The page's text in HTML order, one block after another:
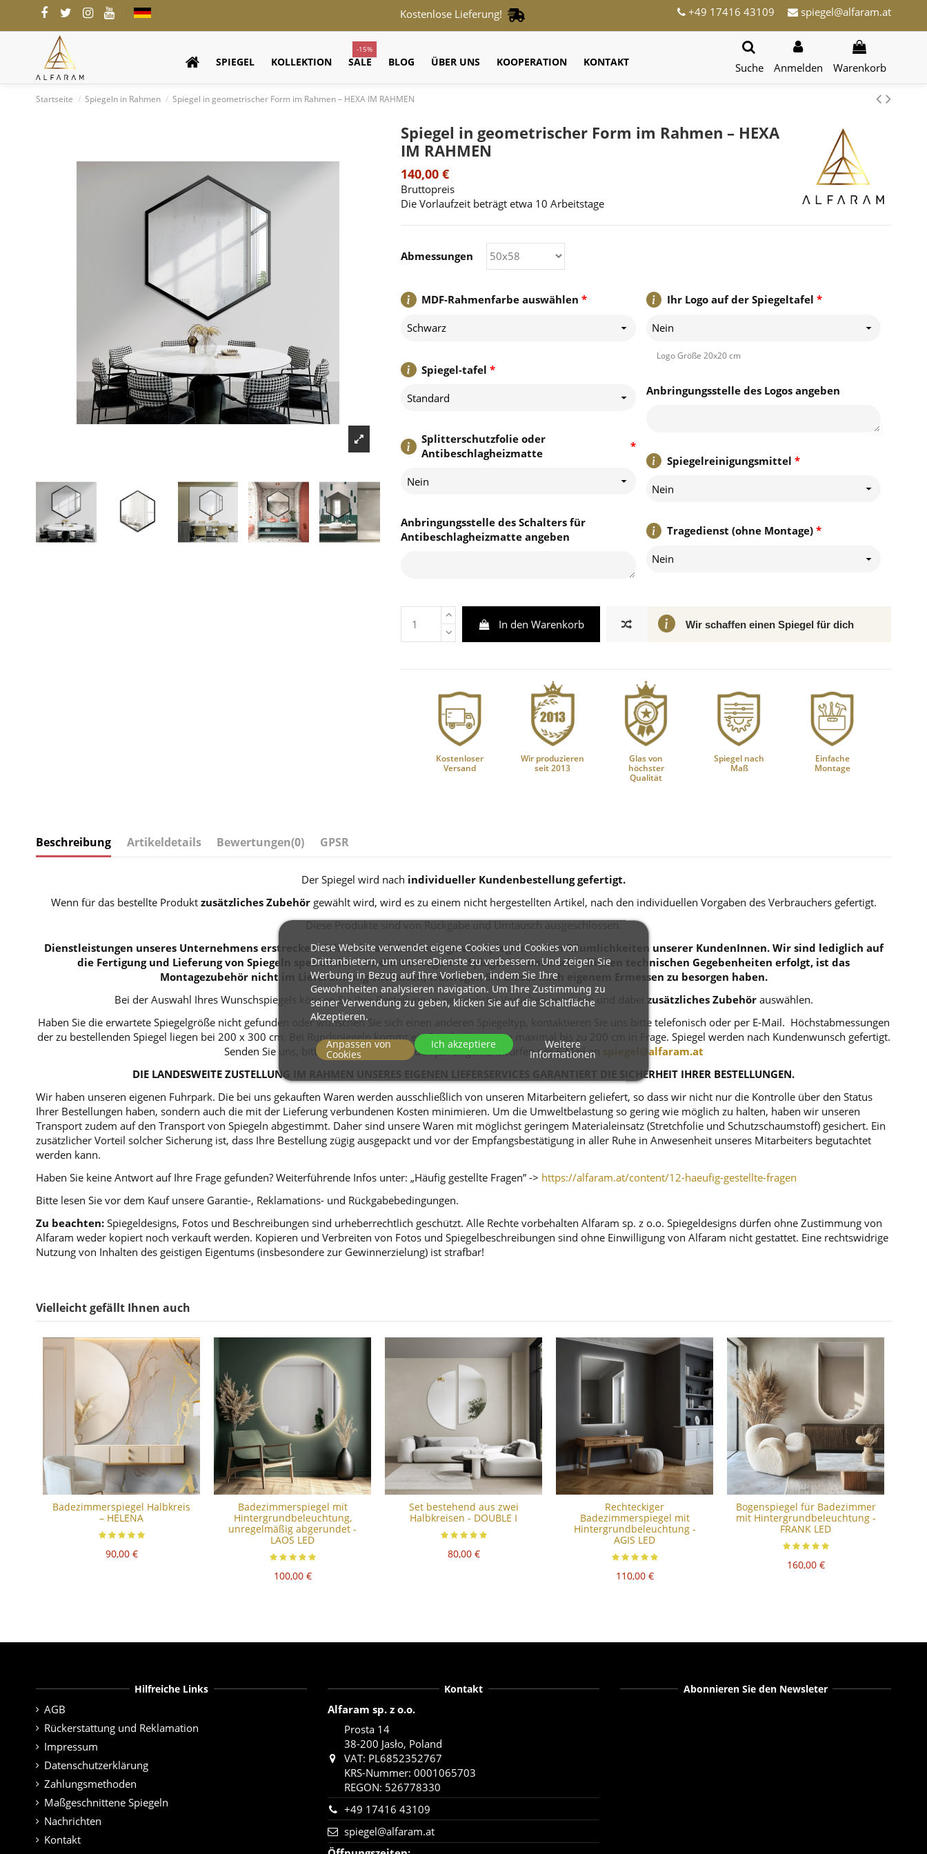
Kostenlose Lieferung! +49 17416 43109 spiegel@alfaram.at
SPIEGEL KOLLEKTION SALE
-15%
BLOG ÜBER UNS KOOPERATION KONTAKT Suche Anmelden Warenkorb
Startseite Spiegeln in Rahmen Spiegel in geometrischer Form im Rahmen – HEXA IM RAHMEN
Spiegel in geometrischer Form im Rahmen – HEXA
IM RAHMEN
140,00 €
Bruttopreis
Die Vorlaufzeit beträgt etwa 10 Arbeitstage
*
MDF-Rahmenfarbe auswählen
Schwarz
*
Spiegel-tafel
Standard
*
Splitterschutzfolie oder
Antibeschlagheizmatte
Nein
Anbringungsstelle des Schalters für
Antibeschlagheizmatte angeben
*
Ihr Logo auf der Spiegeltafel
Nein
Logo Größe 20x20 cm
Anbringungsstelle des Logos angeben
*
Spiegelreinigungsmittel
Nein
*
Tragedienst (ohne Montage)
Nein
Abmessungen
In den Warenkorb Wir schaffen einen Spiegel für dich
Kostenloser
Versand
Wir produzieren
seit 2013
Glas von
höchster
Qualität
Spiegel nach
Maß
Einfache
Montage
Beschreibung Artikeldetails Bewertungen(0) GPSR
Der Spiegel wird nach individueller Kundenbestellung gefertigt.
Wenn für das bestellte Produkt zusätzliches Zubehörgewählt wird, wird es zu einem nicht hergestellten Artikel, nach den individuellen Vorgaben des Verbrauchers gefertigt.
Diese Produkte sind von Rückgabe und Umtausch ausgeschlossen.
Dienstleistungen unseres Unternehmens erstrecken sich nicht auf die Montage von Spiegeln in den Räumlichkeiten unserer KundenInnen. Wir sind lediglich auf
die Fertigung und Lieferung von Spiegeln spezialisiert. Da die Montage der Spiegel bei unterschiedlichen technischen Gegebenheiten erfolgt, ist das
Montagezubehör nicht im Lieferumfang enthalten, weswegen Sie dieses nach eigenem Ermessen zu besorgen haben.
Bei der Auswahl Ihres Wunschspiegels können Sie Ihre Bestellung an persönliche Vorlieben anpassen und dabei zusätzliches Zubehörauswählen.
Haben Sie die erwartete Spiegelgröße nicht gefunden oder wünschen Sie sich einen anderen Spiegeltyp, kontaktieren Sie uns bitte telefonisch oder per E-Mail. Höchstabmessungen
der zu bestellenden Spiegel liegen bei 200 x 300 cm. Bei Rundspiegeln kommt ein Durchmesser von maximal bis zu 200 cm in Frage. Spiegel werden nach Kundenwunsch gefertigt.
Senden Sie uns, bitte, Ihre Anfragen mit den jeweiligen Entwürfen per E-Mail an
spiegel@alfaram.at
DIE LANDESWEITE ZUSTELLUNG IM RAHMEN UNSERES EIGENEN LIEFERSERVICES GARANTIERT DIE SICHERHEIT IHRER BESTELLUNGEN.
Wir haben unseren eigenen Fuhrpark. Die bei uns gekauften Waren werden ausschließlich von unseren Mitarbeitern geliefert, so dass wir nicht nur die Kontrolle über den Status
Ihrer Bestellungen haben, sondern auch die mit der Lieferung verbundenen Kosten minimieren. Um die Umweltbelastung so gering wie möglich zu halten, haben wir unseren
Transport zudem auf den Transport von Spiegeln abgestimmt. Daher sind unsere Waren mit möglichst geringem Materialeinsatz (Stretchfolie und Schutzschaumstoff) gesichert. Ein
zusätzlicher Vorteil solcher Sicherung ist, dass Ihre Bestellung zügig ausgepackt und vor der Empfangsbestätigung in aller Ruhe in Anwesenheit unseres Mitarbeiters begutachtet
werden kann.
Haben Sie keine Antwort auf Ihre Frage gefunden? Weiterführende Infos unter: „Häufig gestellte Fragen” -> https://alfaram.at/content/12-haeufig-gestellte-fragen
Bitte lesen Sie vor dem Kauf unsere Garantie-, Reklamations- und Rückgabebedingungen.
Zu beachten: Spiegeldesigns, Fotos und Beschreibungen sind urheberrechtlich geschützt. Alle Rechte vorbehalten Alfaram sp. z o.o. Spiegeldesigns dürfen ohne Zustimmung von
Alfaram weder kopiert noch verkauft werden. Kopieren und Verbreiten von Fotos und Spiegelbeschreibungen sind ohne Einwilligung von Alfaram nicht gestattet. Eine rechtswidrige
Nutzung von Inhalten des geistigen Eigentums (insbesondere zur Gewinnerzielung) ist strafbar!
Vielleicht gefällt Ihnen auch
Badezimmerspiegel Halbkreis
– HELENA
90,00 €
Badezimmerspiegel mit
Hintergrundbeleuchtung,
unregelmäßig abgerundet -
LAOS LED
100,00 €
Set bestehend aus zwei
Halbkreisen - DOUBLE I
80,00 €
Rechteckiger
Badezimmerspiegel mit
Hintergrundbeleuchtung -
AGIS LED
110,00 €
Bogenspiegel für Badezimmer
mit Hintergrundbeleuchtung -
FRANK LED
160,00 €
Hilfreiche Links
AGB
Rückerstattung und Reklamation
Impressum
Datenschutzerklärung
Zahlungsmethoden
Maßgeschnittene Spiegeln
Nachrichten
Kontakt
Kontakt
Alfaram sp. z o.o.
Prosta 14
38-200 Jasło, Poland
VAT: PL6852352767
KRS-Nummer: 0001065703
REGON: 526778330
+49 17416 43109
spiegel@alfaram.at
Diese Website verwendet eigene Cookies und Cookies von
Drittanbietern, um unsereDienste zu verbessern. Und zeigen Sie
Werbung in Bezug auf Ihre Vorlieben, indem Sie Ihre
Gewohnheiten analysieren navigation. Um Ihre Zustimmung zu
seiner Verwendung zu geben, klicken Sie auf die Schaltfläche
Akzeptieren.
Weitere
Informationen
Anpassen von
Cookies
Ich akzeptiere
Abonnieren Sie den Newsleter